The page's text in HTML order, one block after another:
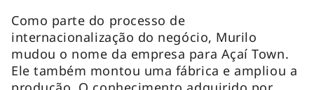
Como parte do processo de
internacionalização do negócio, Murilo
mudou o nome da empresa para Açaí Town.
Ele também montou uma fábrica e ampliou a